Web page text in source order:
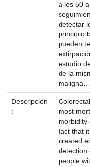
a los 50
detectar
principio
pueden
estudio
de la
Descripción
:
most
morbidity
fact that
created
detection
people